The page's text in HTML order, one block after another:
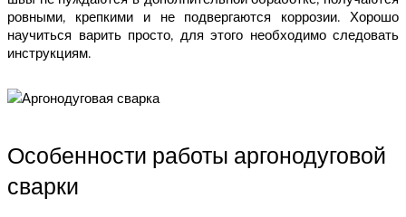
ровными, крепкими и не подвергаются коррозии. Хорошо
научиться варить просто, для этого необходимо следовать
инструкциям.
Особенности работы аргонодуговой
сварки